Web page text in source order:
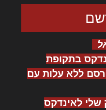
בתקופת
ללא עלות עם
שלי לאינדקס